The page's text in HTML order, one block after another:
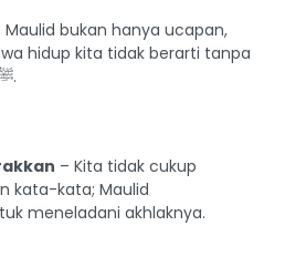
Maulid bukan hanya ucapan,
hidup kita tidak berarti tanpa
bimbingan Rasulullah ﷺ.
– Kita tidak cukup
kata-kata; Maulid
meneladani akhlaknya.